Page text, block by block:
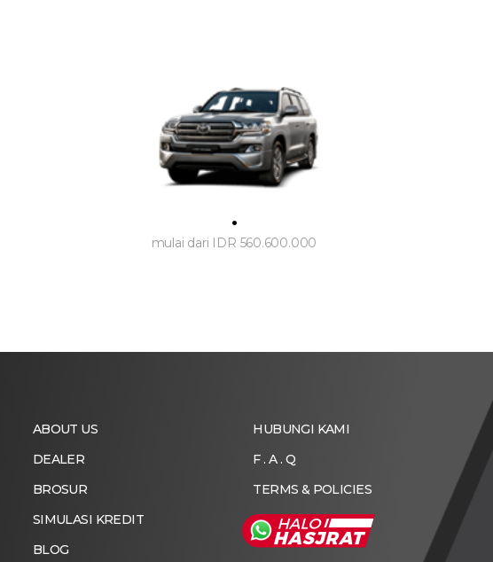
.
mulai dari IDR 560.600.000
ABOUT US
DEALER
BROSUR
SIMULASI KREDIT
BLOG
HUBUNGI KAMI
F . A . Q
TERMS & POLICIES